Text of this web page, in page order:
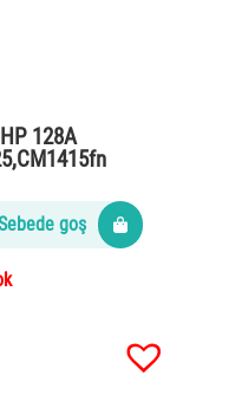
128A
goş